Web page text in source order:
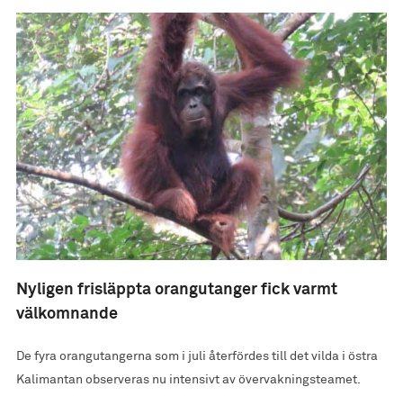
Nyligen frisläppta orangutanger fick varmt
välkomnande
De fyra orangutangerna som i juli återfördes till det vilda i östra
Kalimantan observeras nu intensivt av övervakningsteamet.